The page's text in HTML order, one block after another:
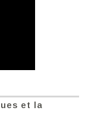
et la